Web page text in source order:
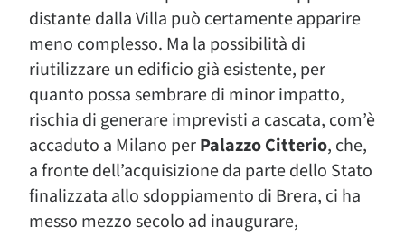
distante dalla Villa può certamente apparire
meno complesso. Ma la possibilità di
riutilizzare un edificio già esistente, per
quanto possa sembrare di minor impatto,
rischia di generare imprevisti a cascata, com’è
accaduto a Milano perPalazzo Citterio, che,
a fronte dell’acquisizione da parte dello Stato
finalizzata allo sdoppiamento di Brera, ci ha
messo mezzo secolo ad inaugurare,